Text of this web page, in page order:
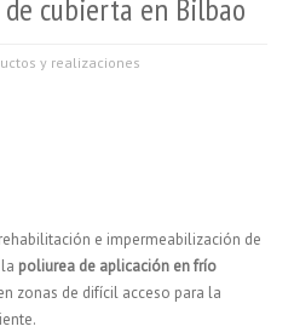
cubierta en Bilbao
y realizaciones
e impermeabilización de
poliurea de aplicación en frío
zonas de difícil acceso para la